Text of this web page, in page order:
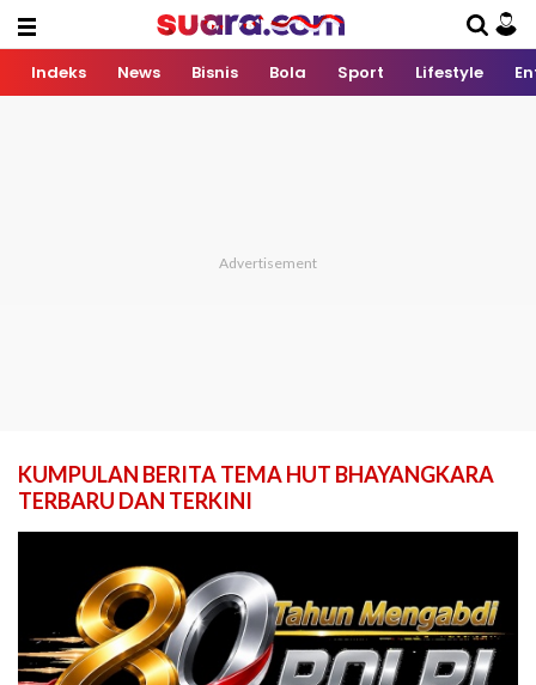
Indeks News Bisnis Bola Sport Lifestyle
KUMPULAN BERITA TEMA HUT BHAYANGKARA
TERBARU DAN TERKINI